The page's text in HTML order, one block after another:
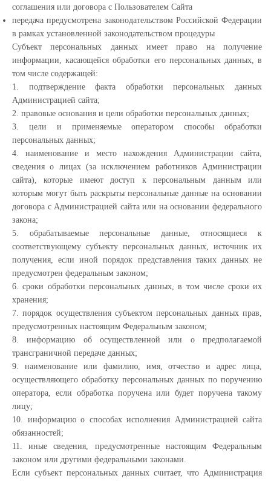
соглашения или договора с Пользователем Сайта
передача предусмотрена законодательством Российской Федерации
в рамках установленной законодательством процедуры
Субъект персональных данных имеет право на получение
информации, касающейся обработки его персональных данных, в
том числе содержащей:
1. подтверждение факта обработки персональных данных
Администрацией сайта;
2. правовые основания и цели обработки персональных данных;
3. цели и применяемые оператором способы обработки
персональных данных;
4. наименование и место нахождения Администрации сайта,
сведения о лицах (за исключением работников Администрации
сайта), которые имеют доступ к персональным данным или
которым могут быть раскрыты персональные данные на основании
договора с Администрацией сайта или на основании федерального
закона;
5. обрабатываемые персональные данные, относящиеся к
соответствующему субъекту персональных данных, источник их
получения, если иной порядок представления таких данных не
предусмотрен федеральным законом;
6. сроки обработки персональных данных, в том числе сроки их
хранения;
7. порядок осуществления субъектом персональных данных прав,
предусмотренных настоящим Федеральным законом;
8. информацию об осуществленной или о предполагаемой
трансграничной передаче данных;
9. наименование или фамилию, имя, отчество и адрес лица,
осуществляющего обработку персональных данных по поручению
оператора, если обработка поручена или будет поручена такому
лицу;
10. информацию о способах исполнения Администрацией сайта
обязанностей;
11. иные сведения, предусмотренные настоящим Федеральным
законом или другими федеральными законами.
Если субъект персональных данных считает, что Администрация